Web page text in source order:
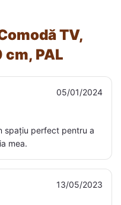
TV,
PAL
05/01/2024
spațiu perfect pentru a
mea.
13/05/2023